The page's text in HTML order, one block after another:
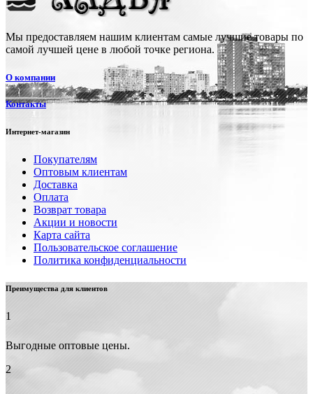
Мы предоставляем нашим клиентам самые лучшие товары по
самой лучшей цене в любой точке региона.
О компании
Контакты
Интернет-магазин
Покупателям
Оптовым клиентам
Доставка
Оплата
Возврат товара
Акции и новости
Карта сайта
Пользовательское соглашение
Политика конфиденциальности
Преимущества для клиентов
1
Выгодные оптовые цены.
2